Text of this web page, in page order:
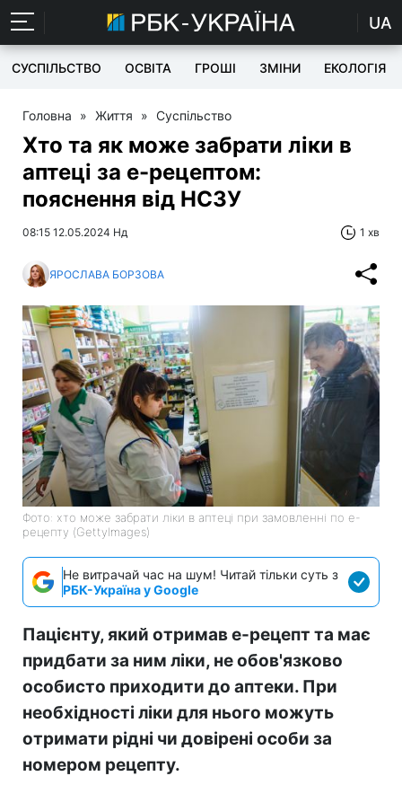
UA
СУСПІЛЬСТВО ОСВІТА ГРОШІ ЗМІНИ ЕКОЛОГІЯ
Головна » Життя » Суспільство
Хто та як може забрати ліки в
аптеці за е-рецептом:
пояснення від НСЗУ
08:15 12.05.2024 Нд 1 хв
ЯРОСЛАВА БОРЗОВА
Фото: хто може забрати ліки в аптеці при замовленні по е-
рецепту (GettyImages)
Не витрачай час на шум! Читай тільки суть з
РБК-Україна у Google
Пацієнту, який отримав е-рецепт та має
придбати за ним ліки, не обов'язково
особисто приходити до аптеки. При
необхідності ліки для нього можуть
отримати рідні чи довірені особи за
номером рецепту.